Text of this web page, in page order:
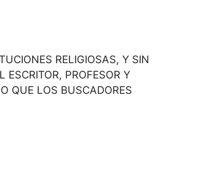
RELIGIOSAS, Y SIN
PROFESOR Y
QUE LOS BUSCADORES